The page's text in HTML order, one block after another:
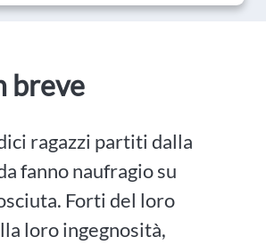
breve
ragazzi partiti dalla
fanno naufragio su
Forti del loro
loro ingegnosità,